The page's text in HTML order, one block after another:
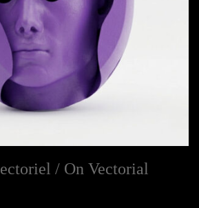
/ On Vectorial